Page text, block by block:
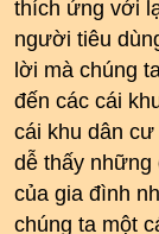
thích ứng với
người tiêu
lời mà chúng
đến các cái
cái khu dân
dễ thấy những
của gia đình
chúng ta một